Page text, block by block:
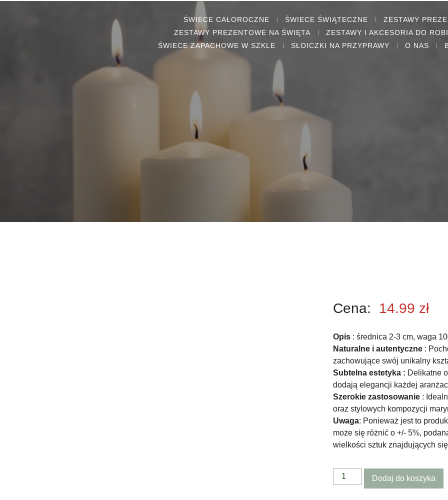
ŚWIECE CAŁOROCZNE ŚWIECE ŚWIĄTECZNE
ZESTAWY
ZESTAWY PREZENTOWE NA ŚWIĘTA
ZESTAWY I AKCESORIA DO
ŚWIECE ZAPACHOWE W SZKLE
SŁOICZKI NA PRZYPRAWY O NAS
Cena: 14.99 zł
Opis : średnica 2-3 cm, waga
Naturalne i autentyczne :
zachowujące swój unikalny
Subtelna estetyka : Delikatne
dodają elegancji każdej
Szerokie zastosowanie :
oraz stylowych kompozycji
Uwaga: Ponieważ jest to
może się różnić o +/- 5%,
wielkości sztuk znajdujących
Dodaj do koszyka